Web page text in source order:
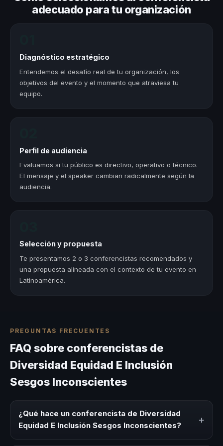
adecuado para tu organización
Diagnóstico estratégico
Entendemos el desafío real de tu organización, los
objetivos del evento y el momento que atraviesa tu
equipo.
Perfil de audiencia
Evaluamos si tu público es directivo, operativo o técnico.
El mensaje y el speaker cambian radicalmente según la
audiencia.
Selección y propuesta
Te presentamos 2 o 3 conferencistas recomendados y
una propuesta alineada con el contexto de tu evento en
Latinoamérica.
PREGUNTAS FRECUENTES
FAQ sobre conferencistas de
Diversidad Equidad E Inclusión
Sesgos Inconscientes
¿Qué hace un conferencista de Diversidad
Equidad E Inclusión Sesgos Inconscientes?
+